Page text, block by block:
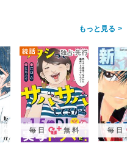
>
毎日 無料 毎日